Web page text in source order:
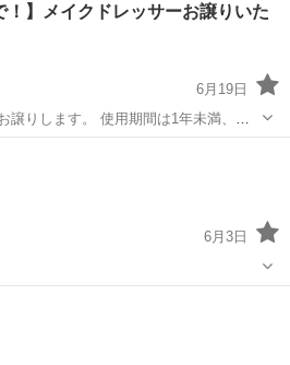
！】メイクドレッサーお譲りいた
6月19日
譲りします。 使用期間は1年未満、若
め、どれも非常にキレイな状態です。
3,000
6月3日